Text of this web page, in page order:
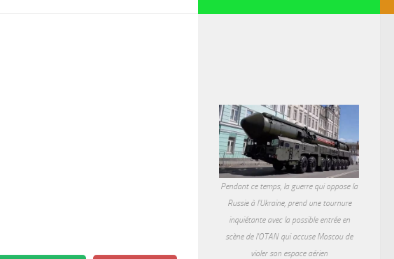
Pendant ce temps, la guerre qui oppose la
Russie à l'Ukraine, prend une tournure
inquiétante avec la possible entrée en
scène de l'OTAN qui accuse Moscou de
violer son espace aérien